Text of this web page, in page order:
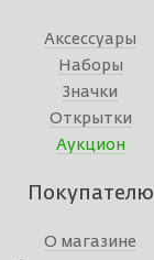
Аксессуары
Наборы
Значки
Открытки
Аукцион
Покупателю
О магазине